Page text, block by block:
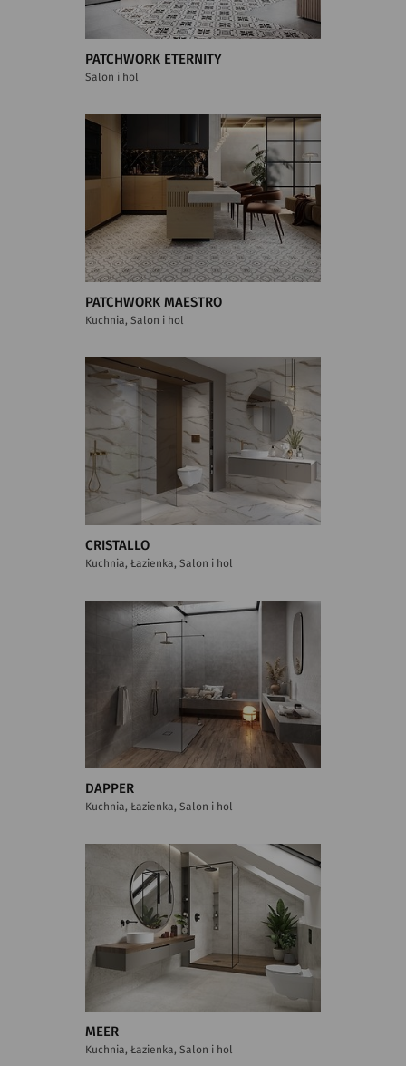
PATCHWORK ETERNITY
Salon i hol
PATCHWORK MAESTRO
Kuchnia, Salon i hol
CRISTALLO
Kuchnia, Łazienka, Salon i hol
DAPPER
Kuchnia, Łazienka, Salon i hol
MEER
Kuchnia, Łazienka, Salon i hol